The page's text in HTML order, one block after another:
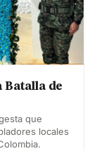
Batalla de
que
locales